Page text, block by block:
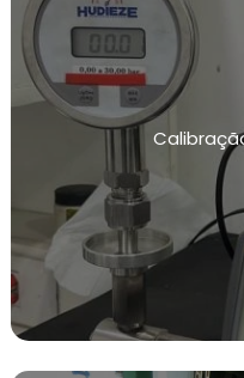
LABORATÓRIOS DE
TRANSMISSORES DE
MANUTENÇÃO DE
MANUTENÇÃO E
DE MEDIÇÃO DE
MANUTENÇÃO E
DE MEDIÇÃO DE
MANUTENÇÃO
CONFORME NR13
SISTEMAS DE